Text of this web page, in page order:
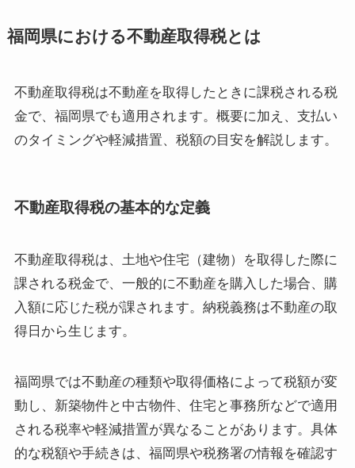
福岡県における不動産取得税とは
不動産取得税は不動産を取得したときに課税される税
金で、福岡県でも適用されます。概要に加え、支払い
のタイミングや軽減措置、税額の目安を解説します。
不動産取得税の基本的な定義
不動産取得税は、土地や住宅（建物）を取得した際に
課される税金で、一般的に不動産を購入した場合、購
入額に応じた税が課されます。納税義務は不動産の取
得日から生じます。
福岡県では不動産の種類や取得価格によって税額が変
動し、新築物件と中古物件、住宅と事務所などで適用
される税率や軽減措置が異なることがあります。具体
的な税額や手続きは、福岡県や税務署の情報を確認す